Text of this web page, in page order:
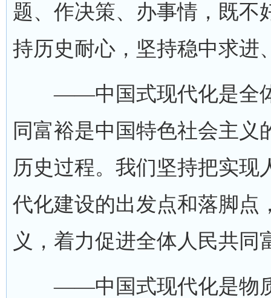
题、作决策、办事情，既不
持历史耐心，坚持稳中求进
——中国式现代化是全体
同富裕是中国特色社会主
历史过程。我们坚持把实现
代化建设的出发点和落脚点
义，着力促进全体人民共
——中国式现代化是物质